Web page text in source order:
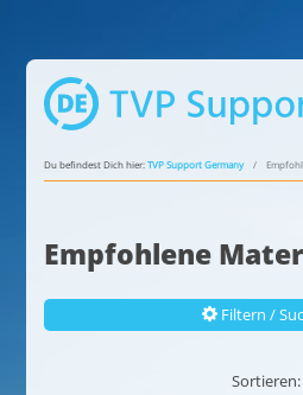
Du befindest Dich hier:TVP Support Germany
Empfohlene
Filtern /
Sortieren: